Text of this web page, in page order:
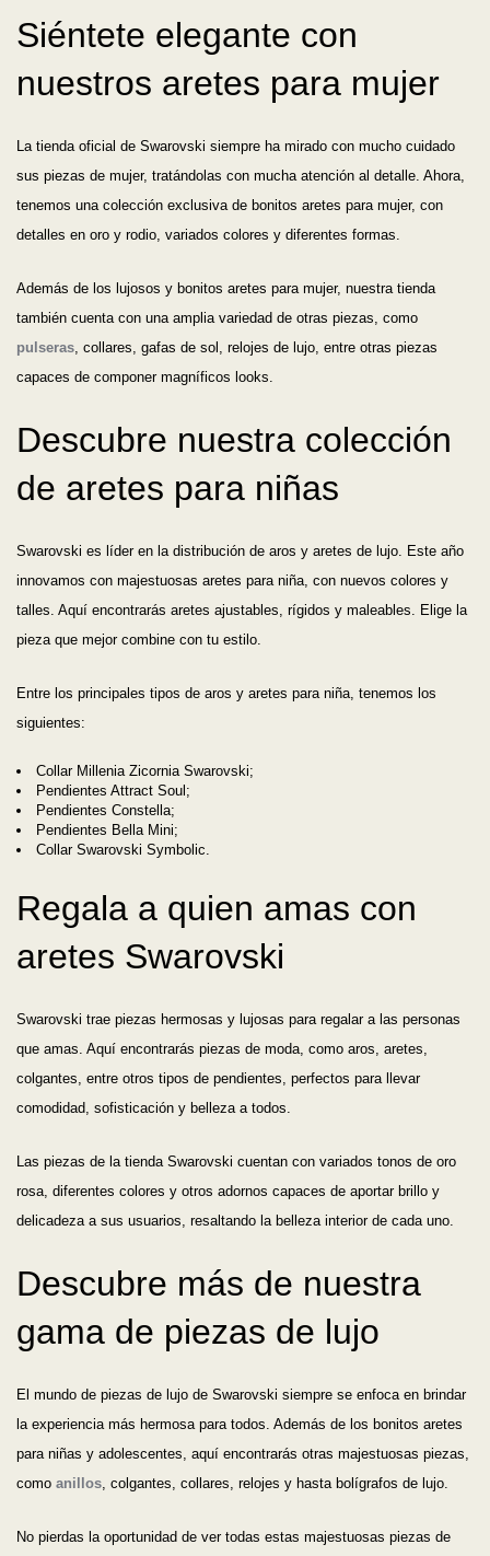
Siéntete elegante con
nuestros aretes para mujer
La tienda oficial de Swarovski siempre ha mirado con mucho cuidado
sus piezas de mujer, tratándolas con mucha atención al detalle. Ahora,
tenemos una colección exclusiva de bonitos aretes para mujer, con
detalles en oro y rodio, variados colores y diferentes formas.
Además de los lujosos y bonitos aretes para mujer, nuestra tienda
también cuenta con una amplia variedad de otras piezas, como
pulseras , collares, gafas de sol, relojes de lujo, entre otras piezas
capaces de componer magníficos looks.
Descubre nuestra colección
de aretes para niñas
Swarovski es líder en la distribución de aros y aretes de lujo. Este año
innovamos con majestuosas aretes para niña, con nuevos colores y
talles. Aquí encontrarás aretes ajustables, rígidos y maleables. Elige la
pieza que mejor combine con tu estilo.
Entre los principales tipos de aros y aretes para niña, tenemos los
siguientes:
Collar Millenia Zicornia Swarovski;
Pendientes Attract Soul;
Pendientes Constella;
Pendientes Bella Mini;
Collar Swarovski Symbolic.
Regala a quien amas con
aretes Swarovski
Swarovski trae piezas hermosas y lujosas para regalar a las personas
que amas. Aquí encontrarás piezas de moda, como aros, aretes,
colgantes, entre otros tipos de pendientes, perfectos para llevar
comodidad, sofisticación y belleza a todos.
Las piezas de la tienda Swarovski cuentan con variados tonos de oro
rosa, diferentes colores y otros adornos capaces de aportar brillo y
delicadeza a sus usuarios, resaltando la belleza interior de cada uno.
Descubre más de nuestra
gama de piezas de lujo
El mundo de piezas de lujo de Swarovski siempre se enfoca en brindar
la experiencia más hermosa para todos. Además de los bonitos aretes
para niñas y adolescentes, aquí encontrarás otras majestuosas piezas,
como anillos , colgantes, collares, relojes y hasta bolígrafos de lujo.
No pierdas la oportunidad de ver todas estas majestuosas piezas de